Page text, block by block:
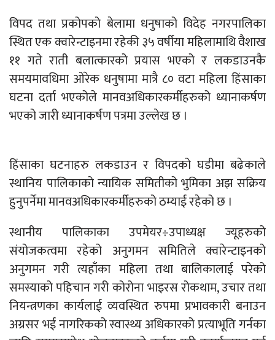
विपद तथा प्रकोपको बेलामा धनुषाको विदेह नगरपालिका
स्थित एक क्वारेन्टाइनमा रहेकी ३५ वर्षीया महिलामाथि वैशाख
११ गते राती बलात्कारको प्रयास भएको र लकडाउनकै
समयमावधिमा ओरेक धनुषामा मात्रै ८० वटा महिला हिंसाका
घटना दर्ता भएकोले मानवअधिकारकर्मीहरुको ध्यानाकर्षण
भएको जारी ध्यानाकर्षण पत्रमा उल्लेख छ ।
हिंसाका घटनाहरु लकडाउन र विपदको घडीमा बढेकाले
स्थानिय पालिकाको न्यायिक समितीको भुमिका अझ सक्रिय
हुनुपर्नेमा मानवअधिकारकर्मीहरुको ठम्याई रहेको छ ।
स्थानीय पालिकाका उपमेयर÷उपाध्यक्ष ज्यूहरुको
संयोजकत्वमा रहेको अनुगमन समितिले क्वारेन्टाइनको
अनुगमन गरी त्यहाँका महिला तथा बालिकालाई परेको
समस्याको पहिचान गरी कोरोना भाइरस रोकथाम, उचार तथा
नियन्त्रणका कार्यलाई व्यवस्थित रुपमा प्रभावकारी बनाउन
अग्रसर भई नागरिकको स्वास्थ्य अधिकारको प्रत्याभूति गर्नका